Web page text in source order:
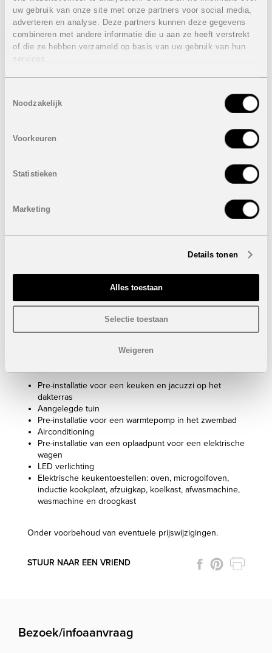
uw gebruik van onze site met onze partners voor social media,
adverteren en analyse. Deze partners kunnen deze gegevens
combineren met andere informatie die u aan ze heeft verstrekt
of die ze hebben verzameld op basis van uw gebruik van hun
services.
Noodzakelijk
Voorkeuren
Statistieken
Marketing
Details tonen
Alles toestaan
Selectie toestaan
Weigeren
volwassenen. Het is de perfecte plek voor een biertje,
lunch, diner, of een glas wijn met vrienden.
Deze voortreffelijke villa’s zijn ontworpen om een ideaal
evenwicht te vinden tussen binnen en buiten.
4 Badkamers
Perceel: 385 m²
Privaat zwembad: van 17,5 m²
Eigenschappen laatste villa Perigord Special:
Kelder: van 145 m²
Dakterras: 64,5 m²
Privaat zwembad: van 23,4 m²
Pre-installatie voor een keuken en jacuzzi op het
dakterras
Aangelegde tuin
Pre-installatie voor een warmtepomp in het zwembad
Airconditioning
Pre-installatie van een oplaadpunt voor een elektrische
wagen
LED verlichting
Elektrische keukentoestellen: oven, microgolfoven,
inductie kookplaat, afzuigkap, koelkast, afwasmachine,
wasmachine en droogkast
Onder voorbehoud van eventuele prijswijzigingen.
STUUR NAAR EEN VRIEND
Bezoek/infoaanvraag